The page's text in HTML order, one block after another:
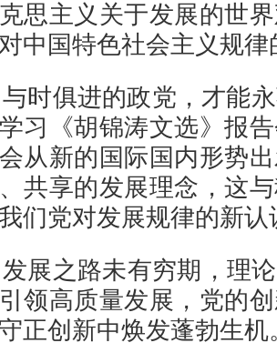
思主义关于发展的世
中国特色社会主义规
与时俱进的政党，才能
习《胡锦涛文选》报
从新的国际国内形势
共享的发展理念，这
们党对发展规律的新认
发展之路未有穷期，理
领高质量发展，党的
正创新中焕发蓬勃生机